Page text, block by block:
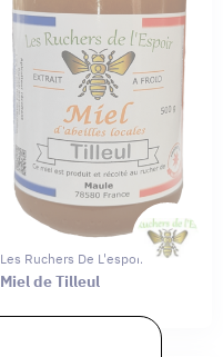
Les Ruchers De L'espoir
Miel de Tilleul